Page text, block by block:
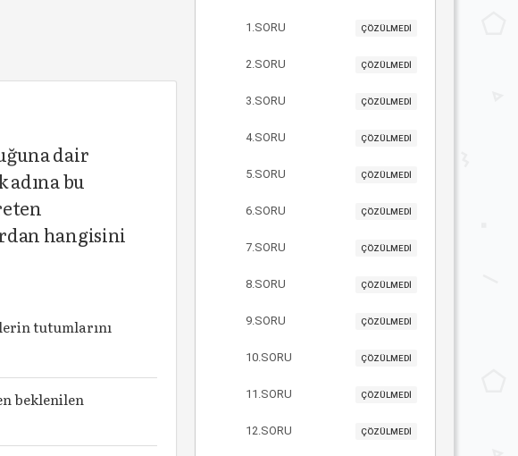
dair
bu
hangisini
tutumlarını
beklenilen
1.SORU ÇÖZÜLMEDİ
2.SORU ÇÖZÜLMEDİ
3.SORU ÇÖZÜLMEDİ
4.SORU ÇÖZÜLMEDİ
5.SORU ÇÖZÜLMEDİ
6.SORU ÇÖZÜLMEDİ
7.SORU ÇÖZÜLMEDİ
8.SORU ÇÖZÜLMEDİ
9.SORU ÇÖZÜLMEDİ
10.SORU ÇÖZÜLMEDİ
11.SORU ÇÖZÜLMEDİ
12.SORU ÇÖZÜLMEDİ